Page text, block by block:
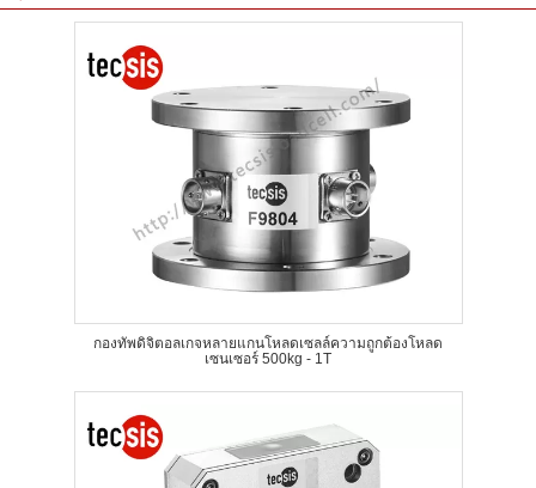
กองทัพดิจิตอลเกจหลายแกนโหลดเซลล์ความถูกต้องโหลด
เซนเซอร์ 500kg - 1T